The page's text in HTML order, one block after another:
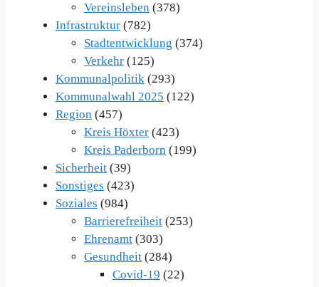
Vereinsleben (378)
Infrastruktur (782)
Stadtentwicklung (374)
Verkehr (125)
Kommunalpolitik (293)
Kommunalwahl 2025 (122)
Region (457)
Kreis Höxter (423)
Kreis Paderborn (199)
Sicherheit (39)
Sonstiges (423)
Soziales (984)
Barrierefreiheit (253)
Ehrenamt (303)
Gesundheit (284)
Covid-19 (22)